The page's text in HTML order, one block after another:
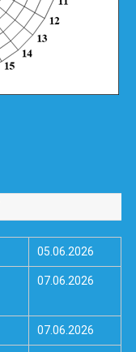
05.06.2026
07.06.2026
07.06.2026